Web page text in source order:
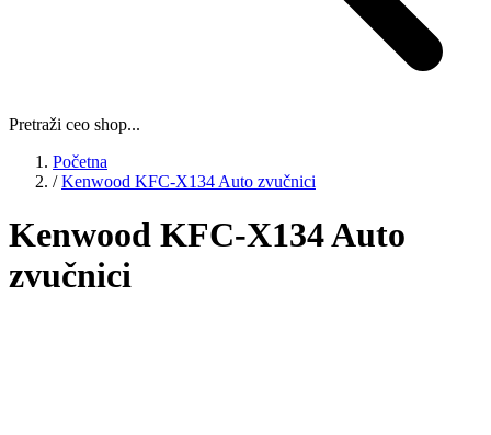
Pretraži ceo shop...
Početna
/ Kenwood KFC-X134 Auto zvučnici
Kenwood KFC-X134 Auto
zvučnici